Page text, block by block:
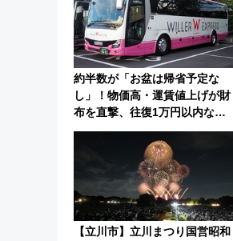
約半数が「お盆は帰省予定な
し」！物価高・運賃値上げが財
布を直撃、往復1万円以内なら
帰りたいけど……【WILLER お
盆帰省動向調査】
【立川市】立川まつり国営昭和